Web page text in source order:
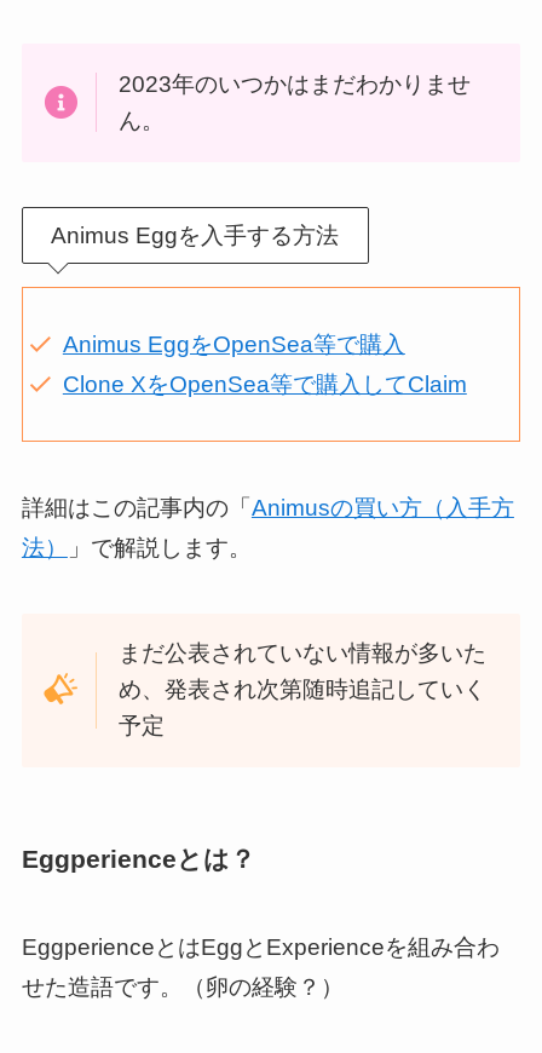
2023年のいつかはまだわかりませ
ん。
Animus Eggを入手する方法
Animus EggをOpenSea等で購入
Clone XをOpenSea等で購入してClaim
詳細はこの記事内の「 Animusの買い方（入手方
法）
」で解説します。
まだ公表されていない情報が多いた
め、発表され次第随時追記していく
予定
Eggperienceとは？
EggperienceとはEggとExperienceを組み合わ
せた造語です。（卵の経験？）